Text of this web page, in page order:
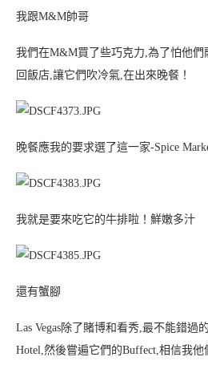
我跟M&M帥哥
我們在M&M買了些巧克力,為了怕他
回飯店,讓它們吹冷氣,在出來晚餐！
晚餐應我的要求選了這一家-Spice
我就是要來吃它的牛排啦！鮮嫩多汁
還有蟹腳
Las Vegas除了賭博和看秀,最不能錯過
Hotel,然後嘗遍它們的Buffect,相信我